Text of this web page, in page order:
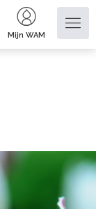
Mijn WAM